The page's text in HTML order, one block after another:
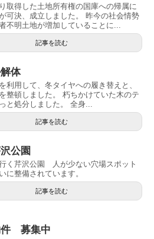
取得した土地所有権の国庫への帰属に
可決、成立しました。 昨今の社会情勢
不明土地が増加していることに...
記事を読む
体
利用して、冬タイヤへの履き替えと、
整頓しました。 朽ちかけていた木のテ
と処分しました。 全身...
記事を読む
公園
く芹沢公園 人が少ない穴場スポット
に整備されています。
記事を読む
件 募集中